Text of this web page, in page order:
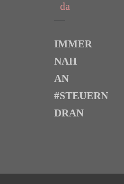
da
IMMER
NAH
AN
#STEUERN
DRAN